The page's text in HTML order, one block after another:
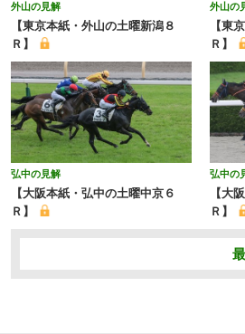
外山の見解
【東京本紙・外山の土曜新潟８
Ｒ】
外山の
【東
Ｒ】
弘中の見解
【大阪本紙・弘中の土曜中京６
Ｒ】
弘中の
【大
Ｒ】